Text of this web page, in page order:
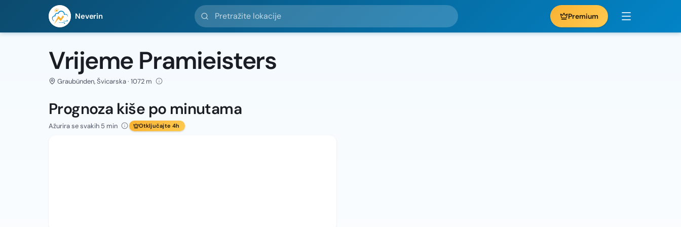
Neverin
Pretražite lokacije
Premium
Vrijeme Pramieisters
Graubünden, Švicarska · 1072 m
Prognoza kiše po minutama
Ažurira se svakih 5 min Otključajte 4h